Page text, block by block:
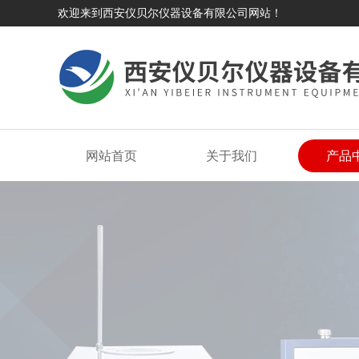
欢迎来到西安仪贝尔仪器设备有限公司网站！
网站首页 关于我们 产品